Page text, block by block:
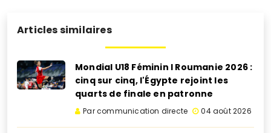
Articles similaires
Mondial U18 Féminin I Roumanie 2026 :
cinq sur cinq, l'Égypte rejoint les
quarts de finale en patronne
Par communication directe 04 août 2026